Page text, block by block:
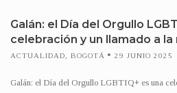
Galán: el Día del Orgullo
celebración y un llamado a
ACTUALIDAD BOGOTÁ 29 JUNIO 2025
Galán: el Día del Orgullo LGBTIQ+ es una